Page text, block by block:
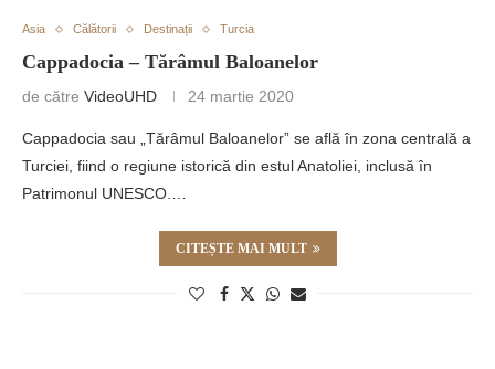
Asia Călătorii Destinații Turcia
Cappadocia – Tărâmul Baloanelor
de către VideoUHD 24 martie 2020
Cappadocia sau „Tărâmul Baloanelor” se află în zona centrală a
Turciei, fiind o regiune istorică din estul Anatoliei, inclusă în
Patrimonul UNESCO.…
CITEȘTE MAI MULT